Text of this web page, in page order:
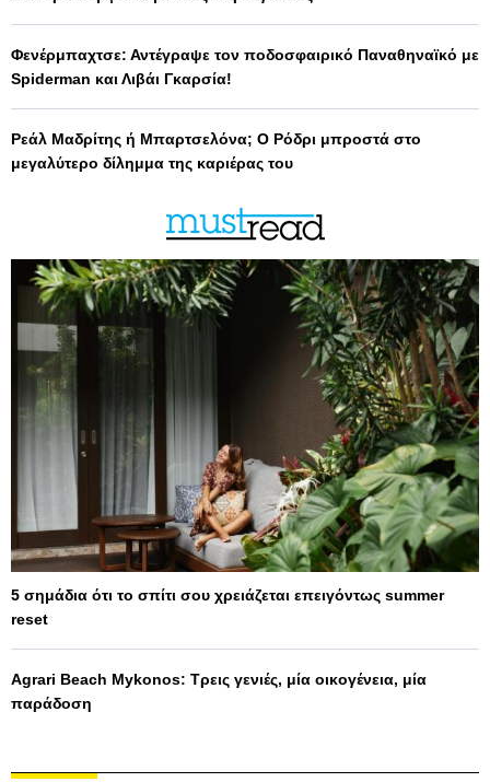
Φενέρμπαχτσε: Αντέγραψε τον ποδοσφαιρικό Παναθηναϊκό με
Spiderman και Λιβάι Γκαρσία!
Ρεάλ Μαδρίτης ή Μπαρτσελόνα; Ο Ρόδρι μπροστά στο
μεγαλύτερο δίλημμα της καριέρας του
5 σημάδια ότι το σπίτι σου χρειάζεται επειγόντως summer
reset
Agrari Beach Mykonos: Τρεις γενιές, μία οικογένεια, μία
παράδοση